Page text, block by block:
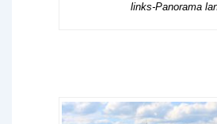
links-Panorama